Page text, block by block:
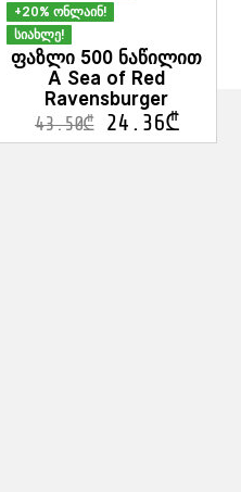
+20% ონლაინ!
სიახლე!
ფაზლი 500 ნაწილით
A Sea of Red
Ravensburger
43.50₾ 24.36₾